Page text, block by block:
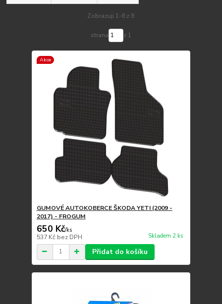
Zobrazuji 1-8 z 8
strana z 1
Akce
GUMOVÉ AUTOKOBERCE ŠKODA YETI (2009 -
2017) - FROGUM
650 Kč/ks
537 Kč bez DPH Skladem 2 ks
Přidat do košíku